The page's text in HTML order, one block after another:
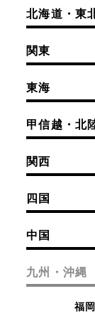
北海道・東
関東
東海
甲信越・北
関西
四国
中国
九州・沖縄
福